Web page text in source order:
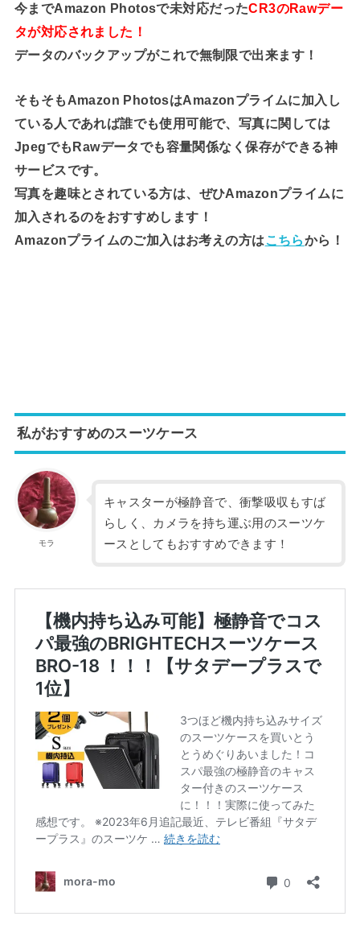
今までAmazon Photosで未対応だったCR3のRawデー
タが対応されました！
データのバックアップがこれで無制限で出来ます！
そもそもAmazon PhotosはAmazonプライムに加入し
ている人であれば誰でも使用可能で、写真に関しては
JpegでもRawデータでも容量関係なく保存ができる神
サービスです。
写真を趣味とされている方は、ぜひAmazonプライムに
加入されるのをおすすめします！
Amazonプライムのご加入はお考えの方は こちらから！
私がおすすめのスーツケース
モラ
キャスターが極静音で、衝撃吸収もすば
らしく、カメラを持ち運ぶ用のスーツケ
ースとしてもおすすめできます！